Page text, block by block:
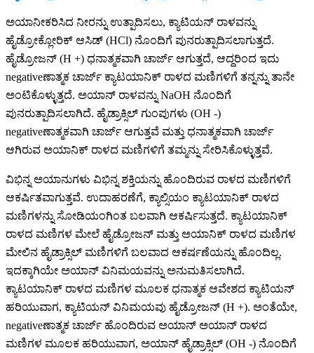
ಅಯಾನೀಕರಿಸಿದ ನೀರನ್ನು ಉತ್ಪಾದಿಸಲು, ಕ್ಯಾಟಿಯನ್ ರಾಳವನ್ನು
ಹೈಡ್ರೋಕ್ಲೋರಿಕ್ ಆಸಿಡ್ (HCl) ನೊಂದಿಗೆ ಪುನರುತ್ಪಾದಿಸಲಾಗುತ್ತದೆ.
ಹೈಡ್ರೋಜನ್ (H +) ಧನಾತ್ಮಕವಾಗಿ ಚಾರ್ಜ್ ಆಗುತ್ತದೆ, ಆದ್ದರಿಂದ ಇದು
negativeಣಾತ್ಮಕ ಚಾರ್ಜ್ ಕ್ಯಾಟಯಾನಿಕ್ ರಾಳದ ಮಣಿಗಳಿಗೆ ತನ್ನನ್ನು ತಾನೇ
ಅಂಟಿಕೊಳ್ಳುತ್ತದೆ. ಅಯಾನ್ ರಾಳವನ್ನು NaOH ನೊಂದಿಗೆ
ಪುನರುತ್ಪಾದಿಸಲಾಗಿದೆ. ಹೈಡ್ರಾಕ್ಸಿಲ್ ಗುಂಪುಗಳು (OH -)
negativeಣಾತ್ಮಕವಾಗಿ ಚಾರ್ಜ್ ಆಗುತ್ತವೆ ಮತ್ತು ಧನಾತ್ಮಕವಾಗಿ ಚಾರ್ಜ್
ಆಗಿರುವ ಅಯಾನಿಕ್ ರಾಳದ ಮಣಿಗಳಿಗೆ ತಮ್ಮನ್ನು ಸೇರಿಸಿಕೊಳ್ಳುತ್ತವೆ.
ವಿಭಿನ್ನ ಅಯಾನುಗಳು ವಿಭಿನ್ನ ಶಕ್ತಿಯನ್ನು ಹೊಂದಿರುವ ರಾಳದ ಮಣಿಗಳಿಗೆ
ಆಕರ್ಷಿತವಾಗುತ್ತವೆ. ಉದಾಹರಣೆಗೆ, ಕ್ಯಾಲ್ಸಿಯಂ ಕ್ಯಾಟಯಾನಿಕ್ ರಾಳದ
ಮಣಿಗಳನ್ನು ಸೋಡಿಯಂಗಿಂತ ಬಲವಾಗಿ ಆಕರ್ಷಿಸುತ್ತದೆ. ಕ್ಯಾಟಯಾನಿಕ್
ರಾಳದ ಮಣಿಗಳ ಮೇಲೆ ಹೈಡ್ರೋಜನ್ ಮತ್ತು ಅಯಾನಿಕ್ ರಾಳದ ಮಣಿಗಳ
ಮೇಲಿನ ಹೈಡ್ರಾಕ್ಸಿಲ್ ಮಣಿಗಳಿಗೆ ಬಲವಾದ ಆಕರ್ಷಣೆಯನ್ನು ಹೊಂದಿಲ್ಲ.
ಇದಕ್ಕಾಗಿಯೇ ಅಯಾನ್ ವಿನಿಮಯವನ್ನು ಅನುಮತಿಸಲಾಗಿದೆ.
ಕ್ಯಾಟಯಾನಿಕ್ ರಾಳದ ಮಣಿಗಳ ಮೂಲಕ ಧನಾತ್ಮಕ ಆವೇಶದ ಕ್ಯಾಟಿಯನ್
ಹರಿಯುವಾಗ, ಕ್ಯಾಟಿಯನ್ ವಿನಿಮಯವು ಹೈಡ್ರೋಜನ್ (H +). ಅಂತೆಯೇ,
negativeಣಾತ್ಮಕ ಚಾರ್ಜ್ ಹೊಂದಿರುವ ಅಯಾನ್ ಅಯಾನ್ ರಾಳದ
ಮಣಿಗಳ ಮೂಲಕ ಹರಿಯುವಾಗ, ಅಯಾನ್ ಹೈಡ್ರಾಕ್ಸಿಲ್ (OH -) ನೊಂದಿಗೆ